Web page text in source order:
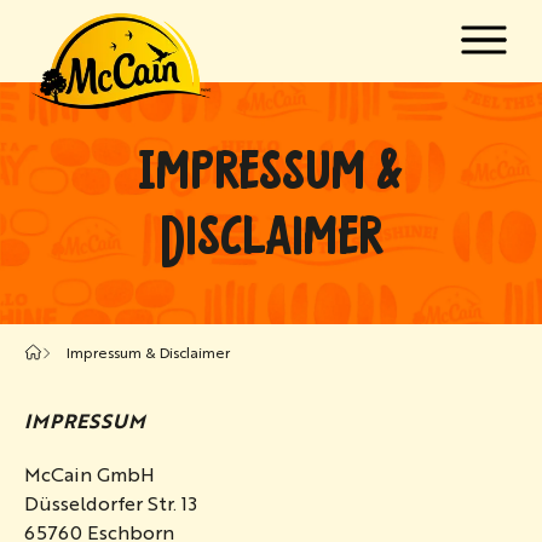
Zum Hauptinhalt springen
IMPRESSUM &
DISCLAIMER
Impressum & Disclaimer
IMPRESSUM
McCain GmbH
Düsseldorfer Str. 13
65760 Eschborn